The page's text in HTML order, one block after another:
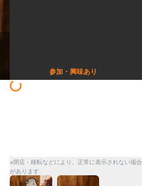
参加・興味あり
※閉店・移転などにより、正常に表示されない場合
があります